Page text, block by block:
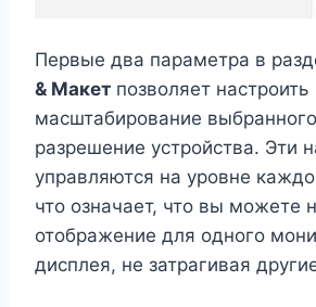
Первые два параметра в
& Макет позволяет настроить
масштабирование
разрешение устройства. Эти
управляются на уровне
что означает, что вы можете
отображение для одного
дисплея, не затрагивая